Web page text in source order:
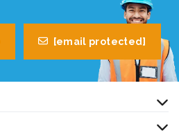
[email protected]